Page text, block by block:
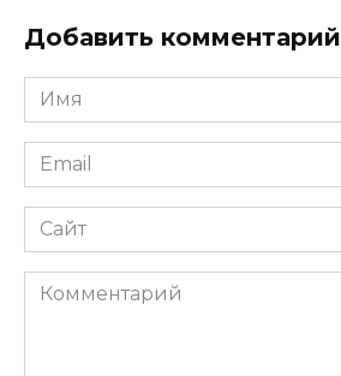
Добавить комментарий
Имя
*
Email
*
Сайт
Комментарий